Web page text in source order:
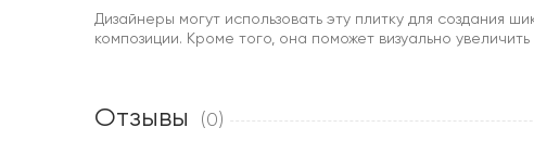
Дизайнеры могут использовать эту плитку для создания
композиции. Кроме того, она поможет визуально
Отзывы (0)